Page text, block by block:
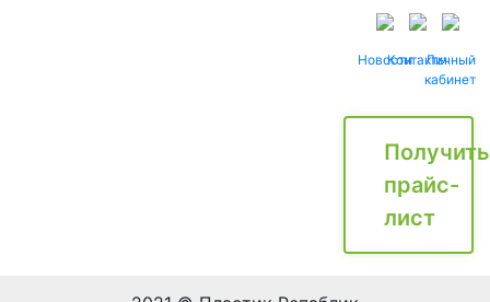
НовостиКонтактыЛичный
кабинет
Получить
прайс-
лист